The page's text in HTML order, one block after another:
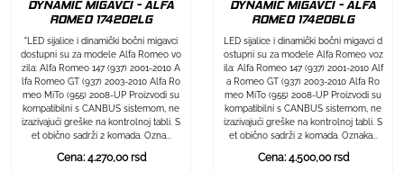
DYNAMIC MIGAVCI - ALFA
ROMEO 174202LG
"LED sijalice i dinamički bočni migavci
dostupni su za modele Alfa Romeo vo
zila: Alfa Romeo 147 (937) 2001-2010 A
lfa Romeo GT (937) 2003-2010 Alfa Ro
meo MiTo (955) 2008-UP Proizvodi su
kompatibilni s CANBUS sistemom, ne
izazivajući greške na kontrolnoj tabli. S
et obično sadrži 2 komada. Ozna...
Cena: 4.270,00 rsd
DYNAMIC MIGAVCI - ALFA
ROMEO 174206LG
LED sijalice i dinamički bočni migavci d
ostupni su za modele Alfa Romeo voz
ila: Alfa Romeo 147 (937) 2001-2010 Alf
a Romeo GT (937) 2003-2010 Alfa Ro
meo MiTo (955) 2008-UP Proizvodi su
kompatibilni s CANBUS sistemom, ne
izazivajući greške na kontrolnoj tabli. S
et obično sadrži 2 komada. Oznaka...
Cena: 4.500,00 rsd